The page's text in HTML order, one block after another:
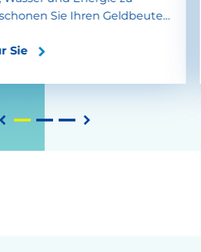
Sie Ihren Geldbeutel
Tipps und beraten Sie auch
Sie